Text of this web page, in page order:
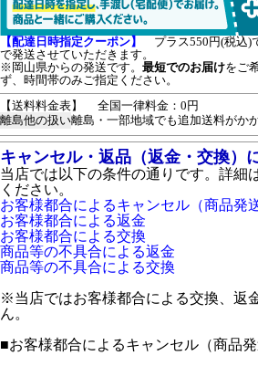
【配達日時指定クーポン】
プラス550円(税込)
で発送させていただきます。
※岡山県からの発送です。 最短でのお届けをご
ず、時間帯のみご指定ください。
【送料料金表】
全国一律料金：0円
離島他の扱い離島・一部地域でも追加送料がか
キャンセル・返品（返金・交換）
当店では以下の条件の通りです。詳細
ください。
お客様都合によるキャンセル（商品発
お客様都合による返金
お客様都合による交換
商品等の不具合による返金
商品等の不具合による交換
※当店ではお客様都合による交換、返
ん。
■お客様都合によるキャンセル（商品発